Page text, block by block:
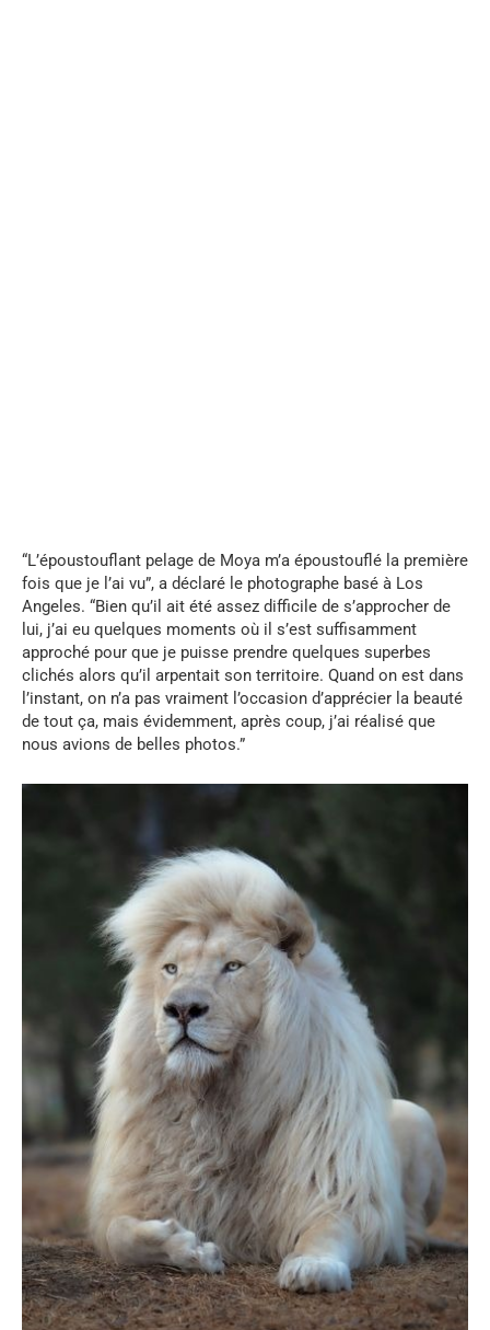
“L’époustouflant pelage de Moya m’a époustouflé la première
fois que je l’ai vu”, a déclaré le photographe basé à Los
Angeles. “Bien qu’il ait été assez difficile de s’approcher de
lui, j’ai eu quelques moments où il s’est suffisamment
approché pour que je puisse prendre quelques superbes
clichés alors qu’il arpentait son territoire. Quand on est dans
l’instant, on n’a pas vraiment l’occasion d’apprécier la beauté
de tout ça, mais évidemment, après coup, j’ai réalisé que
nous avions de belles photos.”